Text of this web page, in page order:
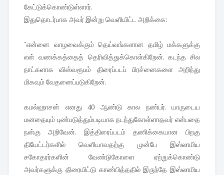
கேட்டுக்கொண்டுள்ளார்.
இதுதொடர்பாக அவர் இன்று வெளியிட்ட அறிக்கை:
"என்னை வாழவைக்கும் தெய்வங்களான தமிழ் மக்களுக்கு
என் வணக்கத்தைத் தெரிவித்துக்கொள்கிறேன். கடந்த சில
நாட்களாக விஸ்வரூபம் திரைப்படப் பிரச்னைகளை அறிந்து
மிகவும் வேதனைப்படுகிறேன்.
கமல்ஹாசன் எனது 40 ஆண்டு கால நண்பர். யாருடைய
மனதையும் புண்படுத்தும்படியாக நடந்துகோள்ளாதவர் என்பதை
நன்கு அறிவேன். இத்திரைப்படம் தணிக்கையான பிறகு
தியேட்டர்களில் வெளியாவதற்கு முன்பே இஸ்லாமிய
சகோதரர்களின் வேண்டுகோளை ஏற்றுக்கொண்டு
அவர்களுக்கு திரையிட்டு காண்பித்ததில் இருந்தே இஸ்லாமிய